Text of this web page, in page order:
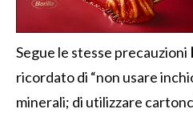
Segue le stesse precauzioni
ricordato di “non usare
minerali; di utilizzare